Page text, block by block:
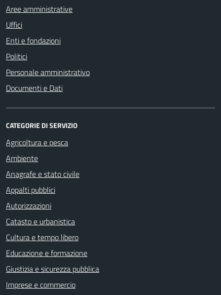
Aree amministrative
Uffici
Enti e fondazioni
Politici
Personale amministrativo
Documenti e Dati
CATEGORIE DI SERVIZIO
Agricoltura e pesca
Ambiente
Anagrafe e stato civile
Appalti pubblici
Autorizzazioni
Catasto e urbanistica
Cultura e tempo libero
Educazione e formazione
Giustizia e sicurezza pubblica
Imprese e commercio